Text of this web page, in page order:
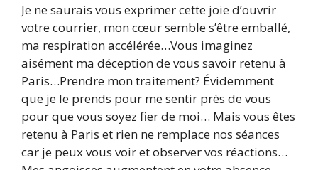
Je ne saurais vous exprimer cette joie d’ouvrir
votre courrier, mon cœur semble s’être emballé,
ma respiration accélérée…Vous imaginez
aisément ma déception de vous savoir retenu à
Paris…Prendre mon traitement? Évidemment
que je le prends pour me sentir près de vous
pour que vous soyez fier de moi… Mais vous êtes
retenu à Paris et rien ne remplace nos séances
car je peux vous voir et observer vos réactions…